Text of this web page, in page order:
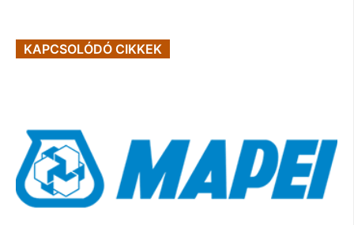
KAPCSOLÓDÓ CIKKEK